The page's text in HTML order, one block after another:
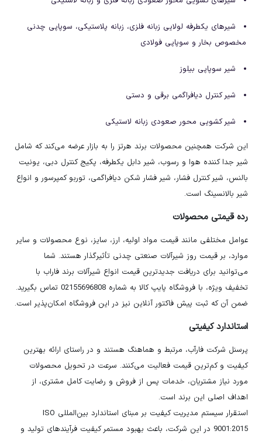
شیرهای یکطرفه لولایی زبانه فلزی، زبانه پلاستیکی، سوپاپی چدنی
مخصوص بخار و سوپاپی فولادی
شیر سوپاپی بیلوز
شیر کنترل دیافراگمی برقی و دستی
شیر کشویی محور صعودی زبانه لاستیکی
این شرکت همچنین محصولات برند هرتز را به بازار عرضه می‌کند که شامل
شیر جدا کننده هوا و رسوب، شیر دابل یکطرفه، پکیج کنترل دبی، یونیت
بالنس، شیر کنترل فشار، شیر فشار شکن دیافراگمی، توربو کمپرسور و انواع
شیر بالانسینگ است.
رده قیمتی محصولات
عوامل مختلفی مانند قیمت مواد اولیه، ارز، سایز، نوع محصولات و سایر
موارد، بر قیمت روز شیرآلات صنعتی چدنی تأثیرگذار هستند. شما
می‌توانید برای دریافت جدیدترین قیمت انواع شیرآلات برند فاراب با
تخفیف ویژه، با فروشگاه پایپ کالا به شماره 02155696808 تماس بگیرید.
ضمن آن که ثبت پیش فاکتور آنلاین نیز در این فروشگاه امکان‌پذیر است.
استاندارد کیفیتی
پرسنل شرکت فارآب، مرتبط و هماهنگ هستند و در راستای ارائه بهترین
کیفیت و کم‌ترین قیمت فعالیت می‌کنند. سرعت در تحویل محصولات
مورد نیاز مشتریان، خدمات پس از فروش و رضایت کامل مشتری، از
اهداف اصلی این برند است.
استقرار سیستم مدیریت کیفیت بر مبنای استاندارد بین‌المللی ISO
9001:2015 در این شرکت، باعث بهبود مستمر کیفیت فرآیندهای تولید و